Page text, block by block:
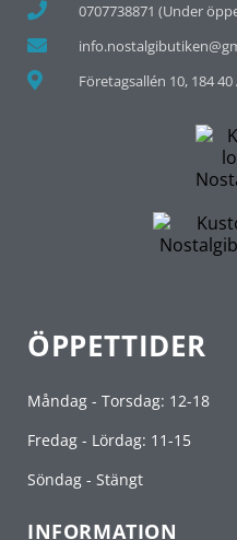
0707738871 (Under
Företagsallén 10, 184
ÖPPETTIDER
Måndag - Torsdag: 12-18
Fredag - Lördag: 11-15
Söndag - Stängt
INFORMATION